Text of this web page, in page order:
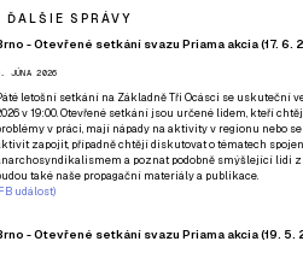
ĎALŠIE SPRÁVY
- Otevřené setkání svazu Priama akcia (17. 6.
JÚNA 2026
letošní setkání na Základně Tři Ocásci se uskuteční ve
v 19:00. Otevřené setkání jsou určené lidem, kteří
v práci, mají nápady na aktivity v regionu nebo
zapojit, případně chtějí diskutovat o tématech
a poznat podobně smýšlející lidi
také naše propagační materiály a publikace.
FB událost)
- Otevřené setkání svazu Priama akcia (19. 5.